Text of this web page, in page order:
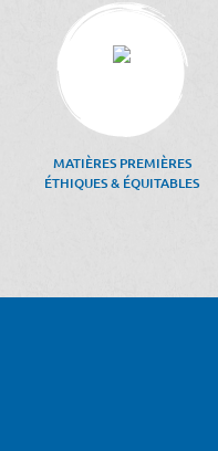
MATIÈRES PREMIÈRES
ÉTHIQUES & ÉQUITABLES